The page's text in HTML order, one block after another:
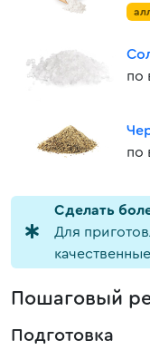
по
по
Cделать
Для
Пошаговый
Подготовка